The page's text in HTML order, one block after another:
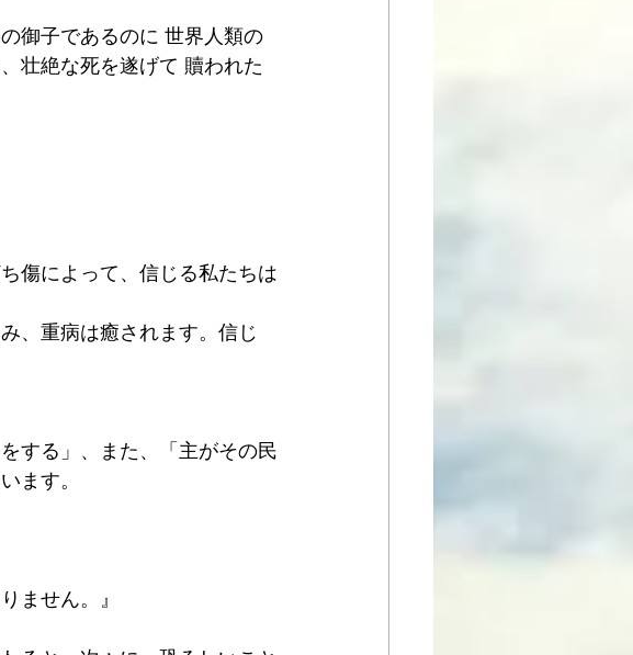
御子であるのに 世界人類の
壮絶な死を遂げて 贖われた
傷によって、信じる私たちは
、重病は癒されます。信じ
する」、また、「主がその民
ます。
ません。』